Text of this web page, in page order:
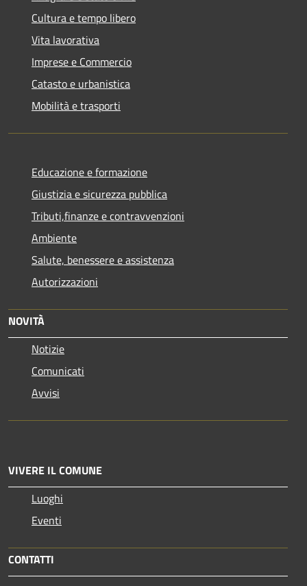
Cultura e tempo libero
Vita lavorativa
Imprese e Commercio
Catasto e urbanistica
Mobilità e trasporti
Educazione e formazione
Giustizia e sicurezza pubblica
Tributi,finanze e contravvenzioni
Ambiente
Salute, benessere e assistenza
Autorizzazioni
NOVITÀ
Notizie
Comunicati
Avvisi
VIVERE IL COMUNE
Luoghi
Eventi
CONTATTI